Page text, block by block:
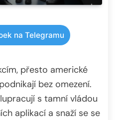
na Telegramu
přesto americké
bez omezení.
s tamní vládou
aplikací a snaží se se